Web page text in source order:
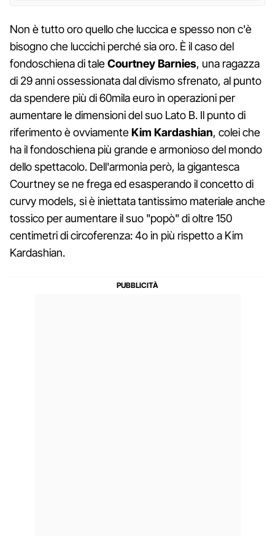
Non è tutto oro quello che luccica e spesso non c'è
bisogno che luccichi perché sia oro. È il caso del
fondoschiena di taleCourtneyBarnies, una ragazza
di 29 anni ossessionata dal divismo sfrenato, al punto
da spendere più di 60mila euro in operazioni per
aumentare le dimensioni del suo Lato B. Il punto di
riferimento è ovviamenteKim Kardashian, colei che
ha il fondoschiena più grande e armonioso del mondo
dello spettacolo. Dell'armonia però, la gigantesca
Courtney se ne frega ed esasperando il concetto di
curvy models, si è iniettata tantissimo materiale anche
tossico per aumentare il suo "popò" di oltre 150
centimetri di circoferenza: 4o in più rispetto a Kim
Kardashian.